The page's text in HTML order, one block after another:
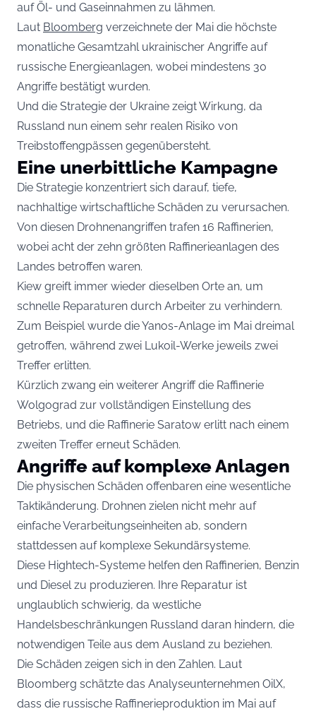
auf Öl- und Gaseinnahmen zu lähmen.
Laut Bloomberg verzeichnete der Mai die höchste
monatliche Gesamtzahl ukrainischer Angriffe auf
russische Energieanlagen, wobei mindestens 30
Angriffe bestätigt wurden.
Und die Strategie der Ukraine zeigt Wirkung, da
Russland nun einem sehr realen Risiko von
Treibstoffengpässen gegenübersteht.
Eine unerbittliche Kampagne
Die Strategie konzentriert sich darauf, tiefe,
nachhaltige wirtschaftliche Schäden zu verursachen.
Von diesen Drohnenangriffen trafen 16 Raffinerien,
wobei acht der zehn größten Raffinerieanlagen des
Landes betroffen waren.
Kiew greift immer wieder dieselben Orte an, um
schnelle Reparaturen durch Arbeiter zu verhindern.
Zum Beispiel wurde die Yanos-Anlage im Mai dreimal
getroffen, während zwei Lukoil-Werke jeweils zwei
Treffer erlitten.
Kürzlich zwang ein weiterer Angriff die Raffinerie
Wolgograd zur vollständigen Einstellung des
Betriebs, und die Raffinerie Saratow erlitt nach einem
zweiten Treffer erneut Schäden.
Angriffe auf komplexe Anlagen
Die physischen Schäden offenbaren eine wesentliche
Taktikänderung. Drohnen zielen nicht mehr auf
einfache Verarbeitungseinheiten ab, sondern
stattdessen auf komplexe Sekundärsysteme.
Diese Hightech-Systeme helfen den Raffinerien, Benzin
und Diesel zu produzieren. Ihre Reparatur ist
unglaublich schwierig, da westliche
Handelsbeschränkungen Russland daran hindern, die
notwendigen Teile aus dem Ausland zu beziehen.
Die Schäden zeigen sich in den Zahlen. Laut
Bloomberg schätzte das Analyseunternehmen OilX,
dass die russische Raffinerieproduktion im Mai auf